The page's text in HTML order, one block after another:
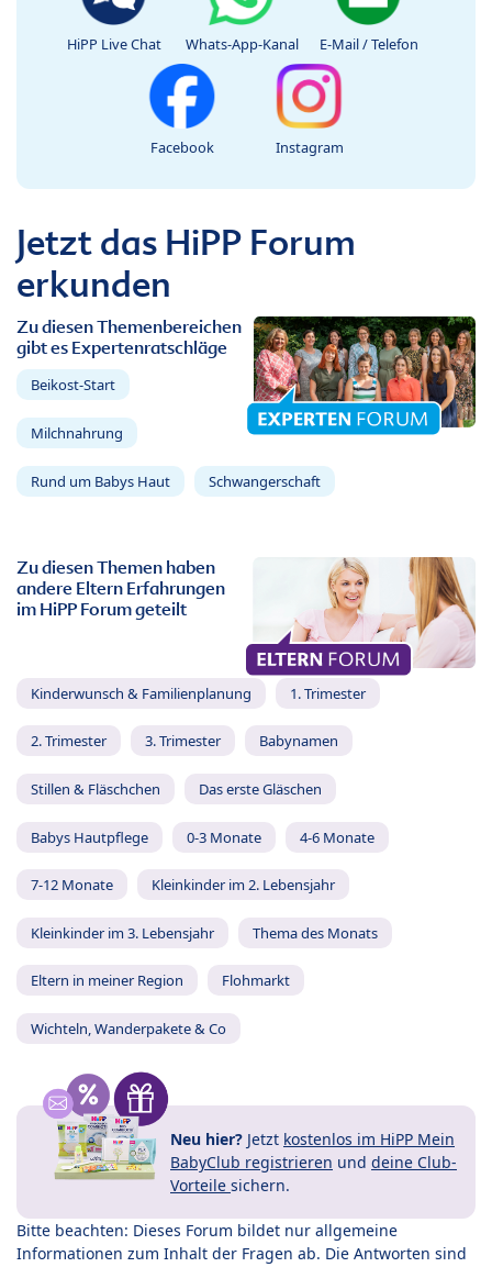
HiPP Live Chat Whats-App-Kanal E-Mail / Telefon
Facebook Instagram
Jetzt das HiPP Forum
erkunden
Zu diesen Themenbereichen
gibt es Expertenratschläge
Beikost-Start
Milchnahrung
Rund um Babys Haut Schwangerschaft
Zu diesen Themen haben
andere Eltern Erfahrungen
im HiPP Forum geteilt
Kinderwunsch & Familienplanung 1. Trimester
2. Trimester 3. Trimester Babynamen
Stillen & Fläschchen Das erste Gläschen
Babys Hautpflege 0-3 Monate 4-6 Monate
7-12 Monate Kleinkinder im 2. Lebensjahr
Kleinkinder im 3. Lebensjahr Thema des Monats
Eltern in meiner Region Flohmarkt
Wichteln, Wanderpakete & Co
Neu hier? Jetzt kostenlos im HiPP Mein
BabyClub registrieren und deine Club-
Vorteile sichern.
Bitte beachten: Dieses Forum bildet nur allgemeine
Informationen zum Inhalt der Fragen ab. Die Antworten sind